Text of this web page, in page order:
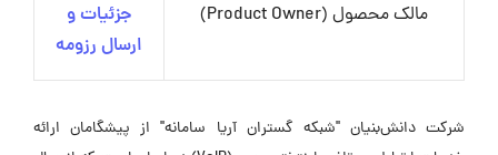
مالک محصول (Product Owner)
جزئیات و
ارسال رزومه
شرکت دانش‌بنیان "شبکه گستران آریا سامانه" از پیشگامان ارائه